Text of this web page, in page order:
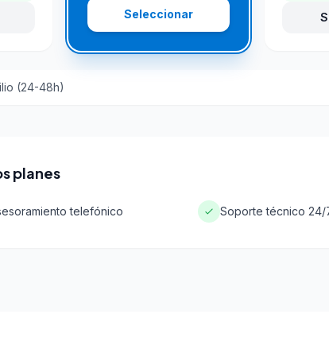
Seleccionar
(24-48h)
planes
telefónico Soporte técnico 24/